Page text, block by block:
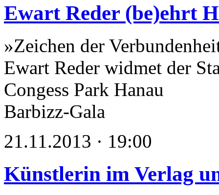
Ewart Reder (be)ehrt
»Zeichen der
Ewart Reder widmet der
Congess Park Hanau
Barbizz-Gala
21.11.2013 · 19:00
Künstlerin im Verlag